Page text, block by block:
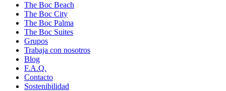
The Boc Beach
The Boc City
The Boc Palma
The Boc Suites
Grupos
Trabaja con nosotros
Blog
F.A.Q.
Contacto
Sostenibilidad